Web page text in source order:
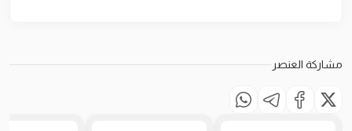
مشاركة العنصر